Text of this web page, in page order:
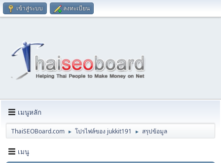
เข้าสู่ระบบ ลงทะเบียน
เมนูหลัก
ThaiSEOBoard.com ► โปรไฟล์ของ jukkit191 ► สรุปข้อมูล
เมนู